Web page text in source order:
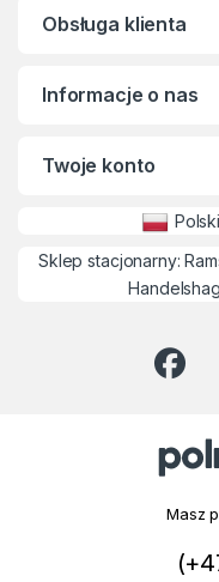
Obsługa klienta
Informacje o nas
Twoje konto
Polski
Sklep stacjonarny:
Masz